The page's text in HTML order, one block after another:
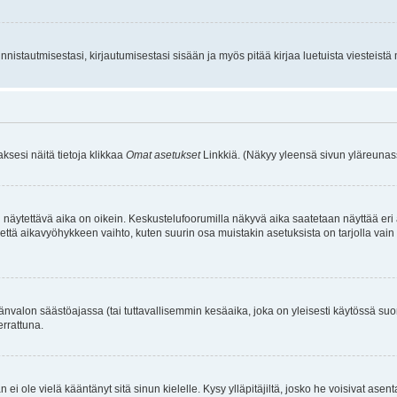
kirjautumisestasi sisään ja myös pitää kirjaa luetuista
näitä tietoja klikkaa Omat asetuksetLinkkiä. (Näkyy yleensä sivun
aika on oikein. Keskustelufoorumilla näkyvä aika saatetaan näyttää
aikavyöhykkeen vaihto, kuten suurin osa muistakin asetuksista on tarjolla
säästöajassa (tai tuttavallisemmin kesäaika, joka on yleisesti käytössä
ole vielä kääntänyt sitä sinun kielelle. Kysy ylläpitäjiltä, josko he voisivat